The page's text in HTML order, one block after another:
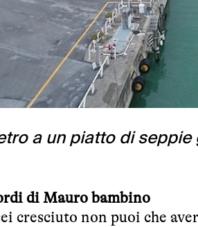
a un piatto di
di Mauro bambino
cresciuto non puoi che